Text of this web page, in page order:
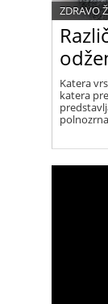
ZDRAVO
Katera
katera